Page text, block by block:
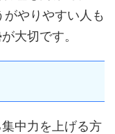
やりやすい人も
大切です。
中力を上げる方